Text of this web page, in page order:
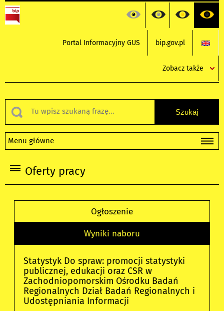
Portal Informacyjny GUS bip.gov.pl
Zobacz także
Menu główne
Oferty pracy
Ogłoszenie
Wyniki naboru
Statystyk Do spraw: promocji statystyki
publicznej, edukacji oraz CSR w
Zachodniopomorskim Ośrodku Badań
Regionalnych Dział Badań Regionalnych i
Udostępniania Informacji